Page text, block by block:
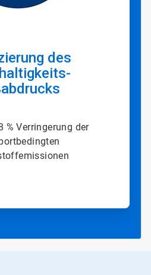
des
% Verringerung der